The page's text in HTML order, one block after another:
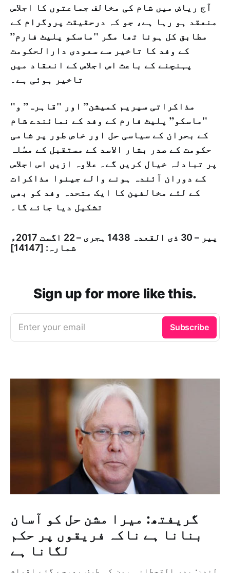
آج ریاض میں شام کی مخالف جماعتوں کا اجلاس
منعقد ہو رہا ہے، جو کہ درحقیقت پروگرام کے
مطابق کل ہونا تھا مگر "ماسکو پلیٹ فارم”
کے وفد کا تاخیر سے سعودی دارالحکومت
پہنچنے کے باعث اس اجلاس کے انعقاد میں
تاخیر ہوئی ہے۔
"مذاکراتی سپریم کمیشن” اور "قاہرہ” و
"ماسکو” پلیٹ فارم کے وفد کے نمائندے شام
کے بحران کے سیاسی حل اور خاص طور پر شامی
حکومت کے صدر بشار الاسد کے مستقبل کے مسٔلہ
پر تبادلہ خیال کریں گے۔ علاوہ ازیں اس اجلاس
کے دوران آئندہ ہونے والے جینوا مذاکرات
کے لئے مخالفین کا ایک متحدہ وفد کو بھی
تشکیل دیا جائے گا۔
پیر – 30 ذی القعدہ 1438 ہجری – 22 اگست 2017ء
شمارہ: [14147]
Sign up for more like this.
Enter your email Subscribe
گریفتھ: میرا مشن حل کو آسان
بنانا ہے ناکہ فریقوں پر حکم
لگانا ہے
لندن: بدر القحطانی یمن کی طرف بھیجے گئے اقوام